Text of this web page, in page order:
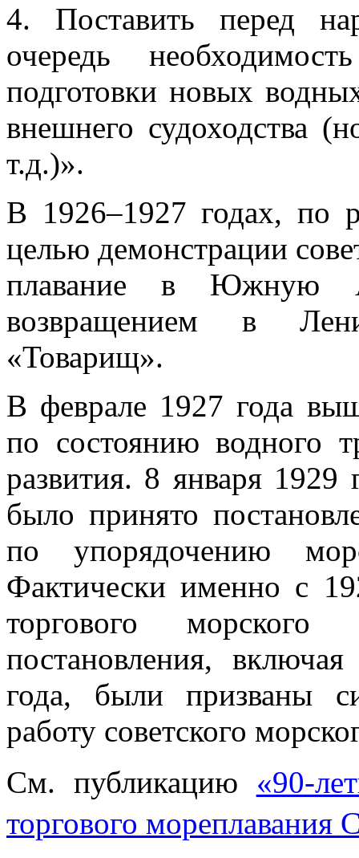
4. Поставить перед
очередь
подготовки новых
внешнего судоходства
т.д.)».
В 1926–1927 годах, по
целью демонстрации
плавание в Южную
возвращением в
«Товарищ».
В феврале 1927 года
по состоянию водного
развития. 8 января
было принято
по упорядочению
Фактически именно с
торгового
постановления,
года, были призваны
работу советского
См. публикацию «90-
торгового мореплавания